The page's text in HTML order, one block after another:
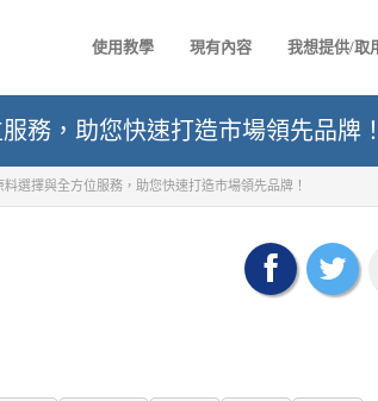
使用教學 現有內容 我想提供/取
務，助您快速打造市場領先品牌！
選擇與全方位服務，助您快速打造市場領先品牌！